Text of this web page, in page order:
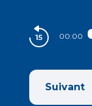
00:00
Suivant